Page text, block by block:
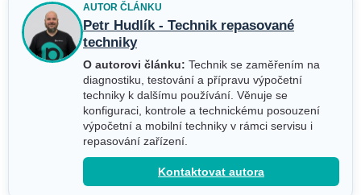
AUTOR ČLÁNKU
Petr Hudlík - Technik repasované
techniky
O autorovi článku: Technik se zaměřením na
diagnostiku, testování a přípravu výpočetní
techniky k dalšímu používání. Věnuje se
konfiguraci, kontrole a technickému posouzení
výpočetní a mobilní techniky v rámci servisu i
repasování zařízení.
Kontaktovat autora